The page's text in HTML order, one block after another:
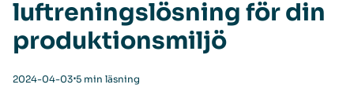
luftreningslösning för din
produktionsmiljö
2024-04-03⋅5 min läsning